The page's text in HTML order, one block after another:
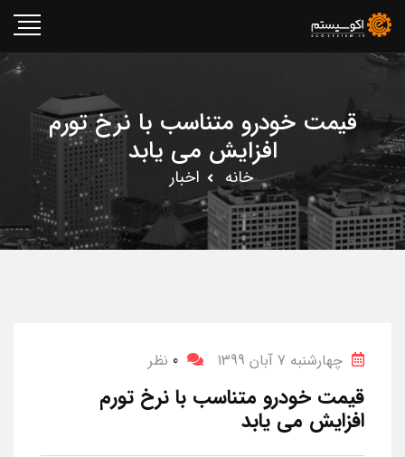
قیمت خودرو متناسب با نرخ تورم
افزایش می یابد
خانه اخبار
چهارشنبه 7 آبان 1399 0 نظر
قیمت خودرو متناسب با نرخ تورم
افزایش می یابد